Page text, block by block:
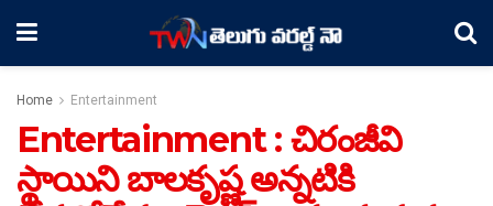
Home Entertainment
Entertainment : చిరంజీవి
స్థాయిని బాలకృష్ణ అన్నటికి